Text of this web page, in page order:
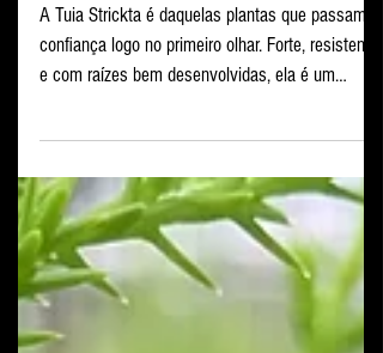
simboliza tradição!
A Tuia Strickta é daquelas plantas que passam
por muitos anos. Sua estrutura firme, com galhos
densos e tronco espesso, torna essa espécie
perfeita tanto para o clima brasileiro quanto para
quem deseja uma árvore de #Natal natural que
resista muito além das festas. Originária do
Sudeste da Ásia, a Strickta é uma conífera de